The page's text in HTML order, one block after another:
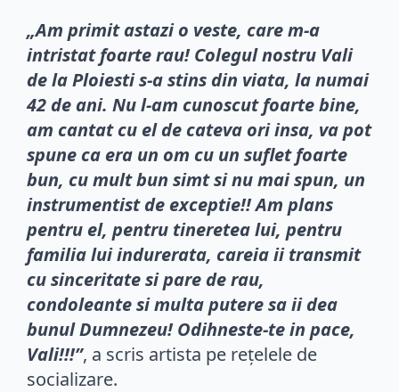
„Am primit astazi o veste, care m-a
intristat foarte rau! Colegul nostru Vali
de la Ploiesti s-a stins din viata, la numai
42 de ani. Nu l-am cunoscut foarte bine,
am cantat cu el de cateva ori insa, va pot
spune ca era un om cu un suflet foarte
bun, cu mult bun simt si nu mai spun, un
instrumentist de exceptie!! Am plans
pentru el, pentru tineretea lui, pentru
familia lui indurerata, careia ii transmit
cu sinceritate si pare de rau,
condoleante si multa putere sa ii dea
bunul Dumnezeu! Odihneste-te in pace,
Vali!!!”, a scris artista pe rețelele de
socializare.